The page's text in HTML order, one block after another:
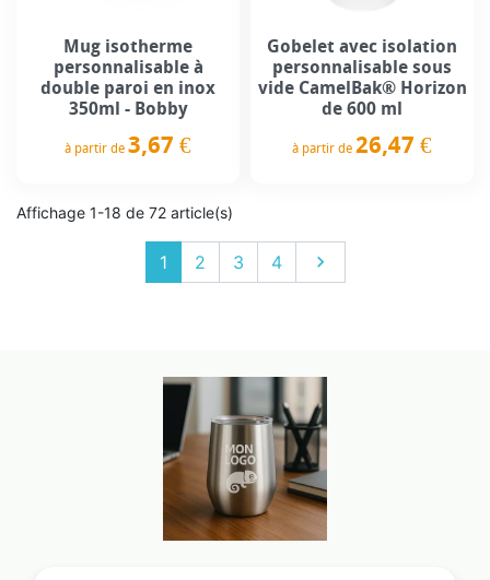
Mug isotherme
personnalisable à
double paroi en inox
350ml - Bobby
à partir de 3,67 €
Gobelet avec isolation
personnalisable sous
vide CamelBak® Horizon
de 600 ml
à partir de 26,47 €
Affichage 1-18 de 72 article(s)
1 2 3 4 Suivant
